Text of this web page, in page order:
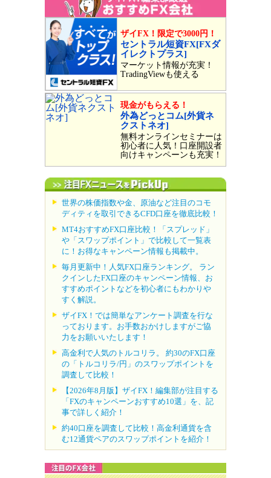
ザイFX！限定で3000円！
セントラル短資FX[FXダ
イレクトプラス]
マーケット情報が充実！
TradingViewも使える
現金がもらえる！
外為どっとコム[外貨ネ
クストネオ]
無料オンラインセミナーは
初心者に人気！口座開設者
向けキャンペーンも充実！
世界の株価指数や金、原油など注目のコモ
ディティを取引できるCFD口座を徹底比較！
MT4おすすめFX口座比較！「スプレッド」
や「スワップポイント」で比較して一覧表
に！お得なキャンペーン情報も掲載中。
毎月更新中！人気FX口座ランキング。 ラン
クインしたFX口座のキャンペーン情報、お
すすめポイントなどを初心者にもわかりや
すく解説。
ザイFX！では簡単なアンケート調査を行な
っております。お手数おかけしますがご協
力をお願いいたします！
高金利で人気のトルコリラ。 約30のFX口座
の「トルコリラ/円」のスワップポイントを
調査して比較！
【2026年8月版】ザイFX！編集部が注目する
「FXのキャンペーンおすすめ10選」を、記
事で詳しく紹介！
約40口座を調査して比較！高金利通貨を含
む12通貨ペアのスワップポイントを紹介！